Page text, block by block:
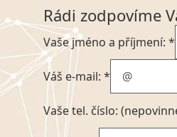
Rádi zodpovíme
Vaše jméno a příjmení: *
Váš e-mail: *
Vaše tel. číslo: